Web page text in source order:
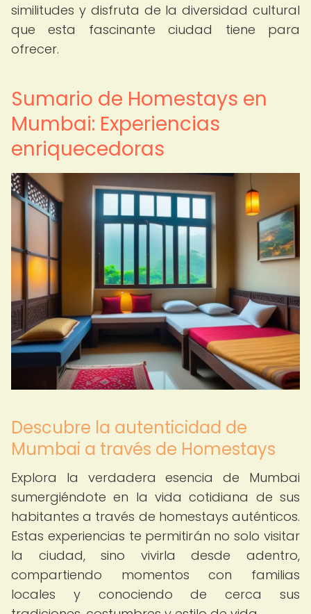
similitudes y disfruta de la diversidad cultural
que esta fascinante ciudad tiene para
ofrecer.
Sumario de Homestays en
Mumbai: Experiencias
enriquecedoras
Descubre la autenticidad de
Mumbai a través de Homestays
Explora la verdadera esencia de Mumbai
sumergiéndote en la vida cotidiana de sus
habitantes a través de homestays auténticos.
Estas experiencias te permitirán no solo visitar
la ciudad, sino vivirla desde adentro,
compartiendo momentos con familias
locales y conociendo de cerca sus